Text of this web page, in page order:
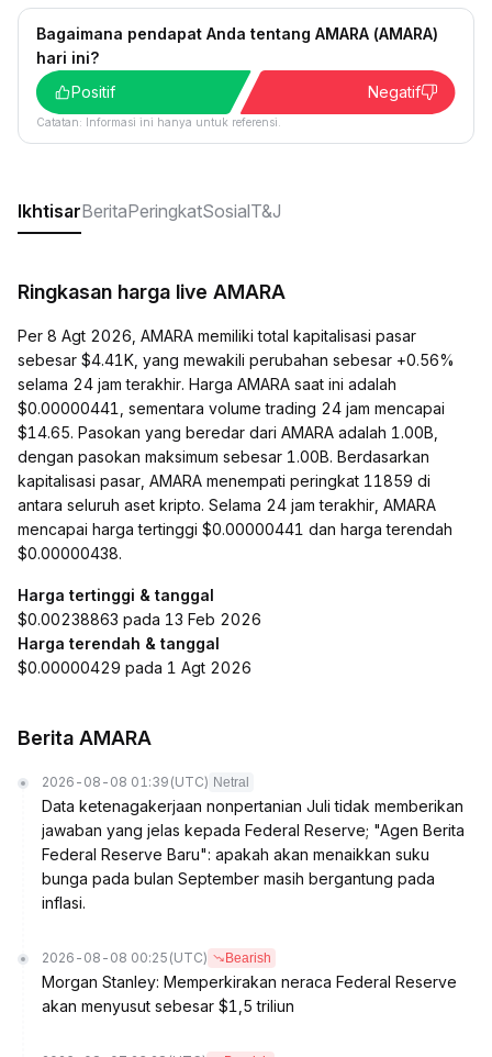
Bagaimana pendapat Anda tentang AMARA (AMARA)
hari ini?
Positif
Negatif
Catatan: Informasi ini hanya untuk referensi.
IkhtisarBeritaPeringkatSosialT&J
Ringkasan harga live AMARA
Per 8 Agt 2026, AMARA memiliki total kapitalisasi pasar
sebesar $4.41K, yang mewakili perubahan sebesar +0.56%
selama 24 jam terakhir. Harga AMARA saat ini adalah
$0.00000441, sementara volume trading 24 jam mencapai
$14.65. Pasokan yang beredar dari AMARA adalah 1.00B,
dengan pasokan maksimum sebesar 1.00B. Berdasarkan
kapitalisasi pasar, AMARA menempati peringkat 11859 di
antara seluruh aset kripto. Selama 24 jam terakhir, AMARA
mencapai harga tertinggi $0.00000441 dan harga terendah
$0.00000438.
Harga tertinggi & tanggal
$0.00238863 pada 13 Feb 2026
Harga terendah & tanggal
$0.00000429 pada 1 Agt 2026
Berita AMARA
2026-08-08 01:39 (UTC) Netral
Data ketenagakerjaan nonpertanian Juli tidak memberikan
jawaban yang jelas kepada Federal Reserve; "Agen Berita
Federal Reserve Baru": apakah akan menaikkan suku
bunga pada bulan September masih bergantung pada
inflasi.
2026-08-08 00:25 (UTC) Bearish
Morgan Stanley: Memperkirakan neraca Federal Reserve
akan menyusut sebesar $1,5 triliun